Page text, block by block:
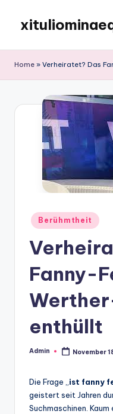
content
Home » Verheiratet? Das
Posted
in
Berühmtheit
Fanny-
enthüllt
Posted
Admin November
Die Frage „ ist fanny
geistert seit Jahren
Suchmaschinen.